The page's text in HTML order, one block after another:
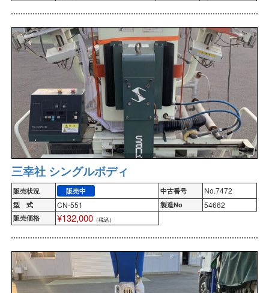
三幸社 シングルボディ
販売状況 販売中 中古番号 No.7472
型 式 CN-551 製造No 54662
販売価格 ¥132,000 （税込）